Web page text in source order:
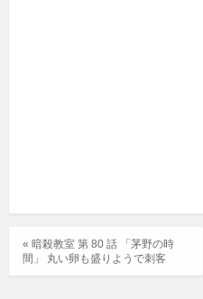
« 暗殺教室 第 80 話 「茅野の時
間」 丸い卵も盛りようで刺客